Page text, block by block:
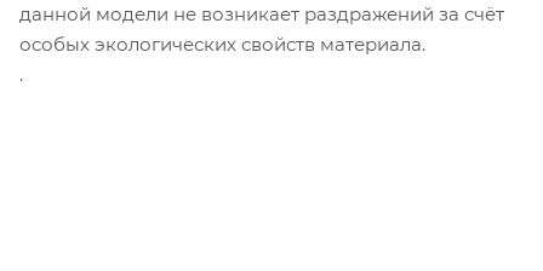
данной модели не возникает раздражений за счёт
особых экологических свойств материала.
.